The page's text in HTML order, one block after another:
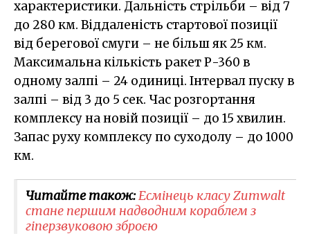
характеристики. Дальність стрільби – від 7
до 280 км. Віддаленість стартової позиції
від берегової смуги – не більш як 25 км.
Максимальна кількість ракет Р-360 в
одному залпі – 24 одиниці. Інтервал пуску в
залпі – від 3 до 5 сек. Час розгортання
комплексу на новій позиції – до 15 хвилин.
Запас руху комплексу по суходолу – до 1000
км.
Читайте також:Есмінець класу Zumwalt
стане першим надводним кораблем з
гіперзвуковою зброєю